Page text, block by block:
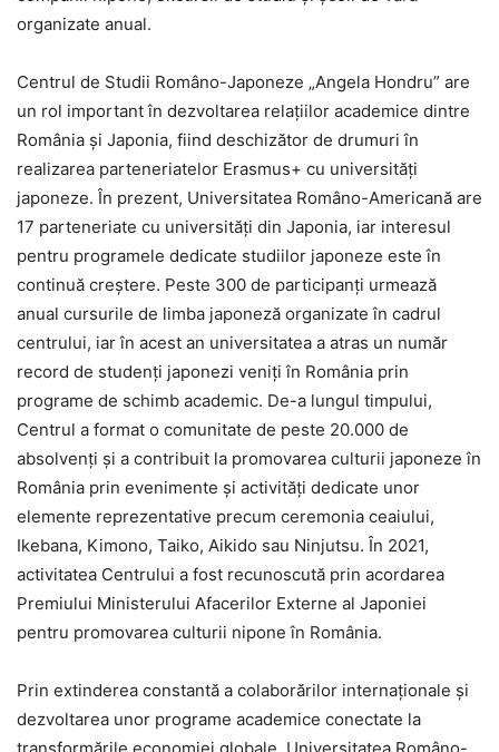
organizate anual.
Centrul de Studii Româno-Japoneze „Angela Hondru” are
un rol important în dezvoltarea relațiilor academice dintre
România și Japonia, fiind deschizător de drumuri în
realizarea parteneriatelor Erasmus+ cu universități
japoneze. În prezent, Universitatea Româno-Americană are
17 parteneriate cu universități din Japonia, iar interesul
pentru programele dedicate studiilor japoneze este în
continuă creștere. Peste 300 de participanți urmează
anual cursurile de limba japoneză organizate în cadrul
centrului, iar în acest an universitatea a atras un număr
record de studenți japonezi veniți în România prin
programe de schimb academic. De-a lungul timpului,
Centrul a format o comunitate de peste 20.000 de
absolvenți și a contribuit la promovarea culturii japoneze în
România prin evenimente și activități dedicate unor
elemente reprezentative precum ceremonia ceaiului,
Ikebana, Kimono, Taiko, Aikido sau Ninjutsu. În 2021,
activitatea Centrului a fost recunoscută prin acordarea
Premiului Ministerului Afacerilor Externe al Japoniei
pentru promovarea culturii nipone în România.
Prin extinderea constantă a colaborărilor internaționale și
dezvoltarea unor programe academice conectate la